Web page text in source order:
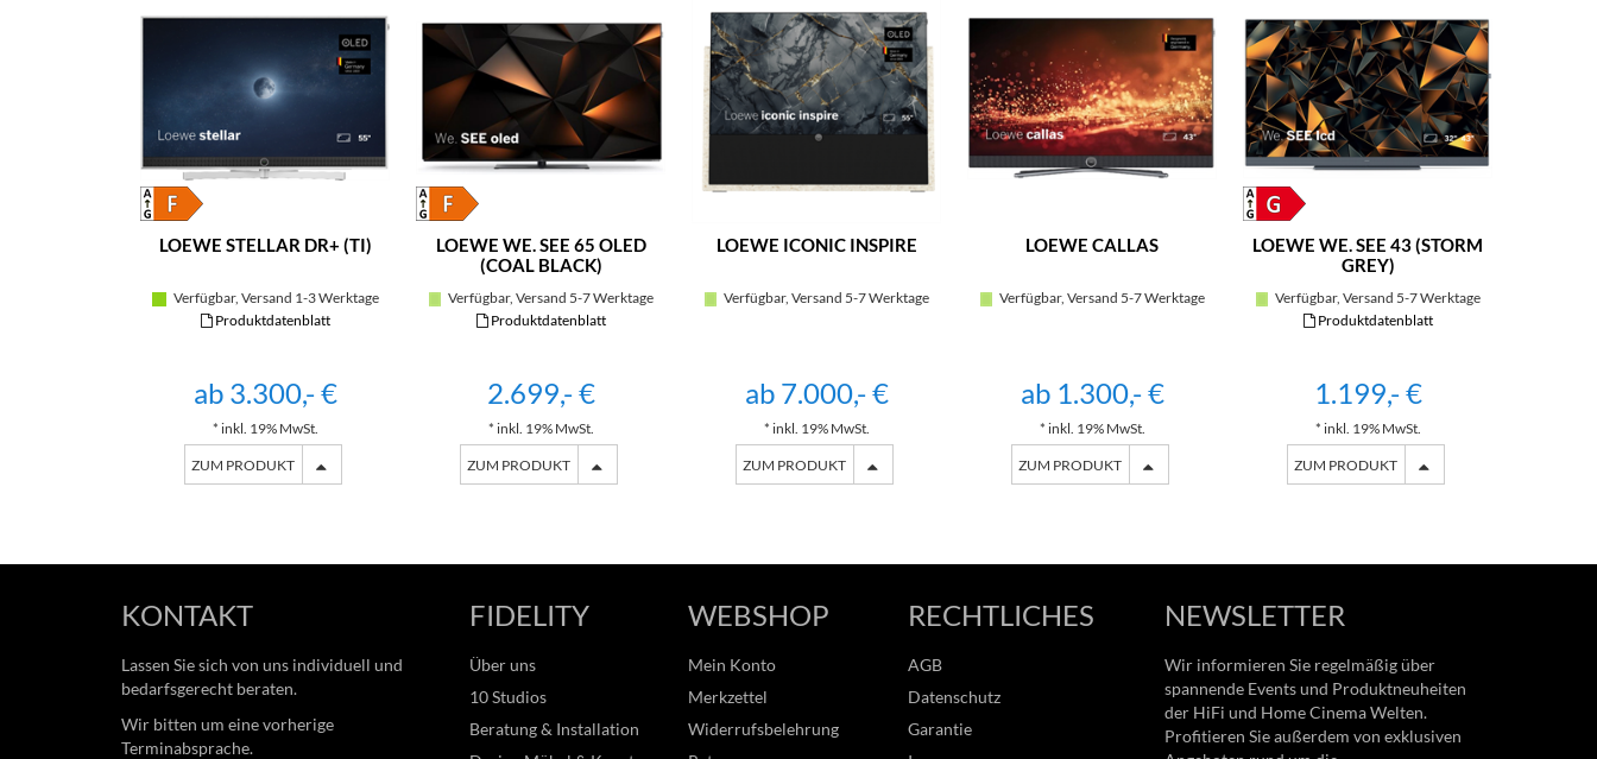
LOEWE STELLAR DR+ (TI)
Verfügbar, Versand 1-3 Werktage
Produktdatenblatt
ab 3.300,- €
* inkl. 19% MwSt.
ZUM PRODUKT
LOEWE WE. SEE 65 OLED
(COAL BLACK)
Verfügbar, Versand 5-7 Werktage
Produktdatenblatt
2.699,- €
* inkl. 19% MwSt.
ZUM PRODUKT
LOEWE ICONIC INSPIRE
Verfügbar, Versand 5-7 Werktage
ab 7.000,- €
* inkl. 19% MwSt.
ZUM PRODUKT
LOEWE CALLAS
Verfügbar, Versand 5-7 Werktage
ab 1.300,- €
* inkl. 19% MwSt.
ZUM PRODUKT
LOEWE WE. SEE 43 (STORM
GREY)
Verfügbar, Versand 5-7 Werktage
Produktdatenblatt
1.199,- €
* inkl. 19% MwSt.
ZUM PRODUKT
KONTAKT
Lassen Sie sich von uns individuell und
bedarfsgerecht beraten.
Wir bitten um eine vorherige
Terminabsprache.
FIDELITY
Über uns
10 Studios
Beratung & Installation
WEBSHOP
Mein Konto
Merkzettel
Widerrufsbelehrung
RECHTLICHES
AGB
Datenschutz
Garantie
NEWSLETTER
Wir informieren Sie regelmäßig über
spannende Events und Produktneuheiten
der HiFi und Home Cinema Welten.
Profitieren Sie außerdem von exklusiven